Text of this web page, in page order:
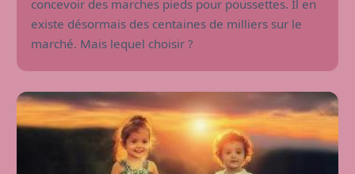
concevoir des marches pieds pour poussettes. Il en
existe désormais des centaines de milliers sur le
marché. Mais lequel choisir ?